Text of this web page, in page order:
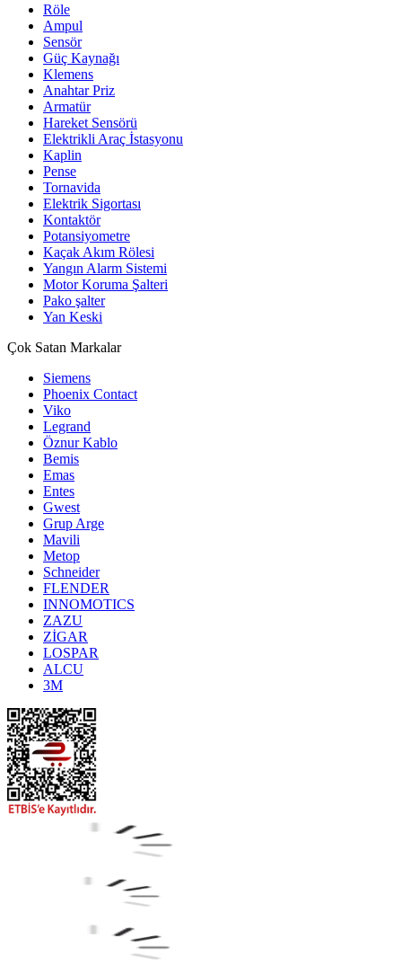
Röle
Ampul
Sensör
Güç Kaynağı
Klemens
Anahtar Priz
Armatür
Hareket Sensörü
Elektrikli Araç İstasyonu
Kaplin
Pense
Tornavida
Elektrik Sigortası
Kontaktör
Potansiyometre
Kaçak Akım Rölesi
Yangın Alarm Sistemi
Motor Koruma Şalteri
Pako şalter
Yan Keski
Çok Satan Markalar
Siemens
Phoenix Contact
Viko
Legrand
Öznur Kablo
Bemis
Emas
Entes
Gwest
Grup Arge
Mavili
Metop
Schneider
FLENDER
INNOMOTICS
ZAZU
ZİGAR
LOSPAR
ALCU
3M